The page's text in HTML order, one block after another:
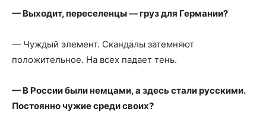
— Выходит, переселенцы — груз для Германии?
— Чуждый элемент. Скандалы затемняют
положительное. На всех падает тень.
— В России были немцами, а здесь стали русскими.
Постоянно чужие среди своих?